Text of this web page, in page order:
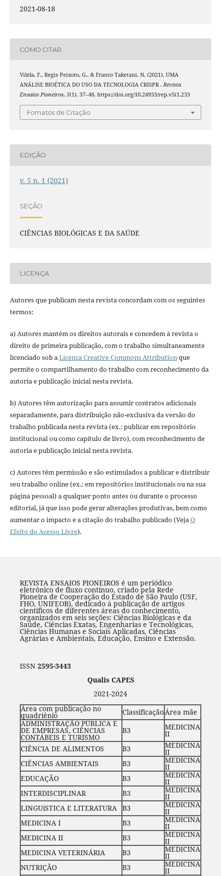
2021-08-18
COMO CITAR
Vilela, F., Regis Peixoto, G., & Franco Taketani, N. (2021). UMA
ANÁLISE BIOÉTICA DO USO DA TECNOLOGIA CRISPR . Revista
Ensaios Pioneiros, 5(1), 37–48. https://doi.org/10.24933/rep.v5i1.233
Fomatos de Citação
EDIÇÃO
v. 5 n. 1 (2021)
SEÇÃO
CIÊNCIAS BIOLÓGICAS E DA SAÚDE
LICENÇA
Autores que publicam nesta revista concordam com os seguintes
termos:
a) Autores mantém os direitos autorais e concedem à revista o
direito de primeira publicação, com o trabalho simultaneamente
licenciado sob aLicença Creative Commons Attributionque
permite o compartilhamento do trabalho com reconhecimento da
autoria e publicação inicial nesta revista.
b) Autores têm autorização para assumir contratos adicionais
separadamente, para distribuição não-exclusiva da versão do
trabalho publicada nesta revista (ex.: publicar em repositório
institucional ou como capítulo de livro), com reconhecimento de
autoria e publicação inicial nesta revista.
c) Autores têm permissão e são estimulados a publicar e distribuir
seu trabalho online (ex.: em repositórios institucionais ou na sua
página pessoal) a qualquer ponto antes ou durante o processo
editorial, já que isso pode gerar alterações produtivas, bem como
aumentar o impacto e a citação do trabalho publicado (VejaO
Efeito do Acesso Livre).
REVISTA ENSAIOS PIONEIROS é um periódico
eletrônico de fluxo contínuo, criado pela Rede
Pioneira de Cooperação do Estado de São Paulo (USF,
FHO, UNIFEOB), dedicado à publicação de artigos
científicos de diferentes áreas do conhecimento,
organizados em seis seções: Ciências Biológicas e da
Saúde, Ciências Exatas, Engenharias e Tecnológicas,
Ciências Humanas e Sociais Aplicadas, Ciências
Agrárias e Ambientais, Educação, Ensino e Extensão.
ISSN 2595-3443
Qualis CAPES
2021-2024
Área com publicação no
quadriênio ClassificaçãoÁrea mãe
ADMINISTRAÇÃO PÚBLICA E
DE EMPRESAS, CIÊNCIAS
CONTÁBEIS E TURISMO
B3 MEDICINA
II
CIÊNCIA DE ALIMENTOS
B3 MEDICINA
II
CIÊNCIAS AMBIENTAIS
B3 MEDICINA
II
EDUCAÇÃO
B3 MEDICINA
II
INTERDISCIPLINAR
B3 MEDICINA
II
LINGUíSTICA E LITERATURA B3 MEDICINA
II
MEDICINA I
B3 MEDICINA
II
MEDICINA II
B3 MEDICINA
II
MEDICINA VETERINÁRIA
B3 MEDICINA
II
NUTRIÇÃO
B3 MEDICINA
II